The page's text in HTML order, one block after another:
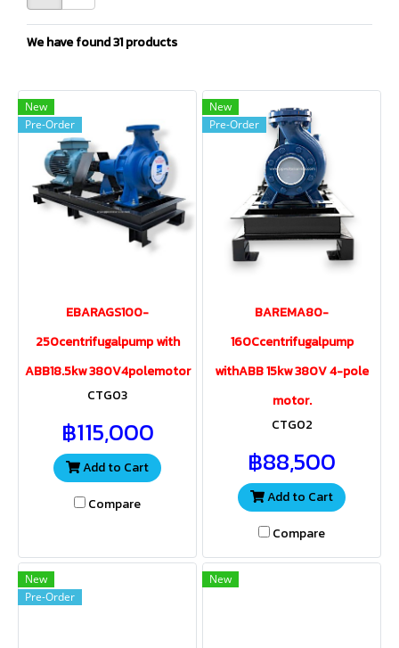
We have found 31 products
New
Pre-Order
EBARAGS100-
250centrifugalpump with
ABB18.5kw 380V4polemotor
CTG03
฿115,000
Add to Cart
Compare
New
Pre-Order
BAREMA80-
160Ccentrifugalpump
withABB 15kw 380V 4-pole
motor.
CTG02
฿88,500
Add to Cart
Compare
New
Pre-Order
New